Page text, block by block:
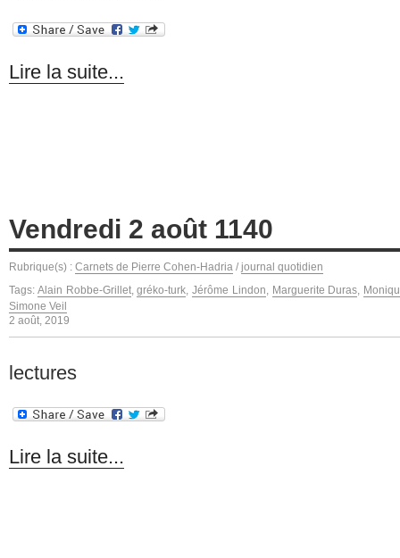
Lire la suite...
Vendredi 2 août 1140
Rubrique(s) : Carnets de Pierre Cohen-Hadria / journal quotidien
Tags: Alain Robbe-Grillet,gréko-turk,Jérôme Lindon, Marguerite Duras,
Simone Veil
2 août, 2019
lectures
Lire la suite...